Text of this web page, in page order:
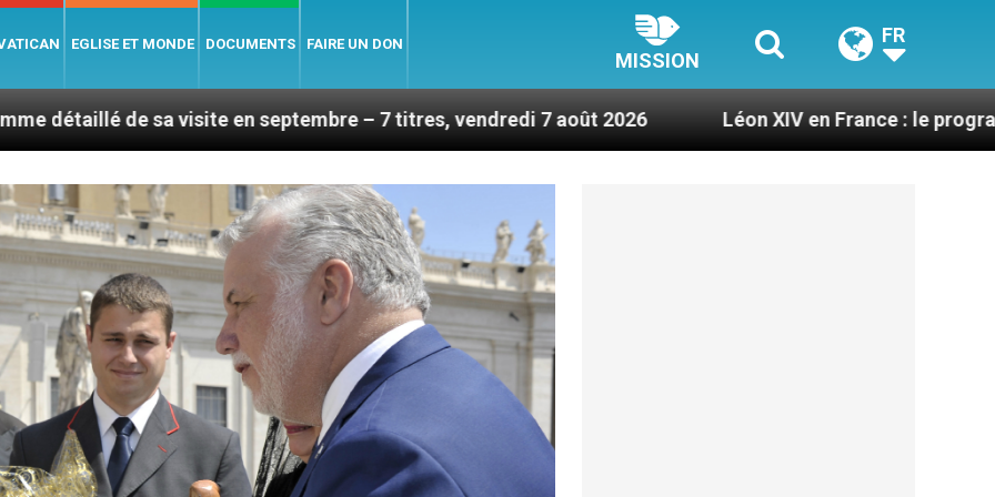
EGLISE ET MONDE DOCUMENTS FAIRE UN DON
MISSION
FR
visite en septembre – 7 titres, vendredi 7 août 2026 Léon XIV en France : le programme détaillé de